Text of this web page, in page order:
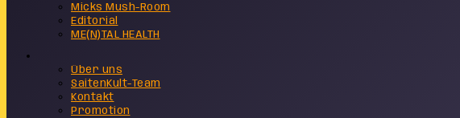
Micks Mush-Room
Editorial
ME(N)TAL HEALTH
Über uns
SaitenKult-Team
Kontakt
Promotion